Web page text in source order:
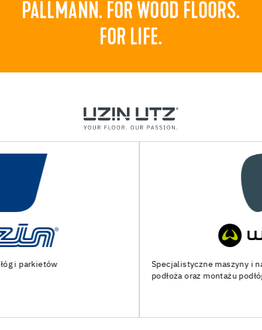
PALLMANN. FOR WOOD FLOORS.
FOR LIFE.
Specjalistyczne maszyny i narzędzia do przygotowania